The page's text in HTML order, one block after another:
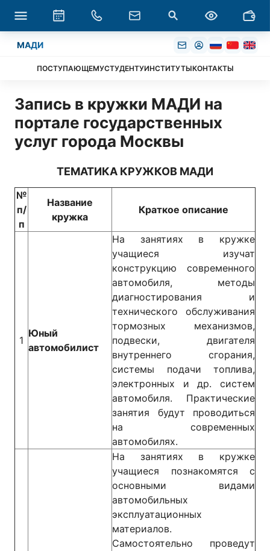
МАДИ
ПОСТУПАЮЩЕМУСТУДЕНТУИНСТИТУТЫКОНТАКТЫ
Запись в кружки МАДИ на
портале государственных
услуг города Москвы
ТЕМАТИКА КРУЖКОВ МАДИ
№
п/
п
Название
кружка
Краткое описание
1
Юный
автомобилист
На занятиях в кружке
учащиеся изучат
конструкцию современного
автомобиля, методы
диагностирования и
технического обслуживания
тормозных механизмов,
подвески, двигателя
внутреннего сгорания,
системы подачи топлива,
электронных и др. систем
автомобиля. Практические
занятия будут проводиться
на современных
автомобилях.
На занятиях в кружке
учащиеся познакомятся с
основными видами
автомобильных
эксплуатационных
материалов.
Самостоятельно проведут